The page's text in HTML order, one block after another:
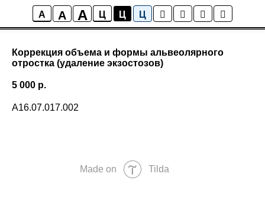
A A A Ц Ц Ц
Коррекция объема и формы альвеолярного
отростка (удаление экзостозов)
5 000 р.
A16.07.017.002
Made on Tilda